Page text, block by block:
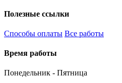
Полезные ссылки
Способы оплаты Все работы
Время работы
Понедельник - Пятница